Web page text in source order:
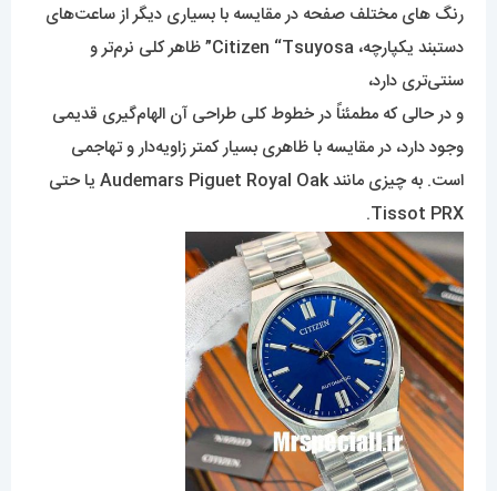
رنگ های مختلف صفحه در مقایسه با بسیاری دیگر از ساعت‌های
دستبند یکپارچه، Citizen “Tsuyosa” ظاهر کلی نرم‌تر و
سنتی‌تری دارد،
و در حالی که مطمئناً در خطوط کلی طراحی آن الهام‌گیری قدیمی
وجود دارد، در مقایسه با ظاهری بسیار کمتر زاویه‌دار و تهاجمی
است. به چیزی مانند Audemars Piguet Royal Oak یا حتی
Tissot PRX.